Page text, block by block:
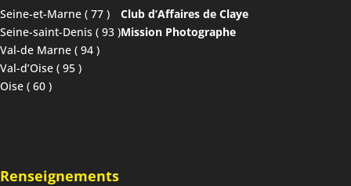
Seine-et-Marne ( 77 )
Seine-saint-Denis ( 93 )
Val-de Marne ( 94 )
Val-d’Oise ( 95 )
Oise ( 60 )
Club d’Affaires de Claye
Mission Photographe
Renseignements